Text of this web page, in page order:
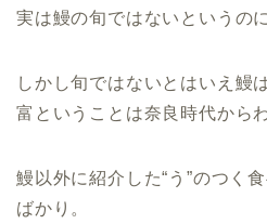
実は鰻の旬ではないというの
しかし旬ではないとはいえ鰻
富ということは奈良時代から
鰻以外に紹介した“う”のつく
ばかり。